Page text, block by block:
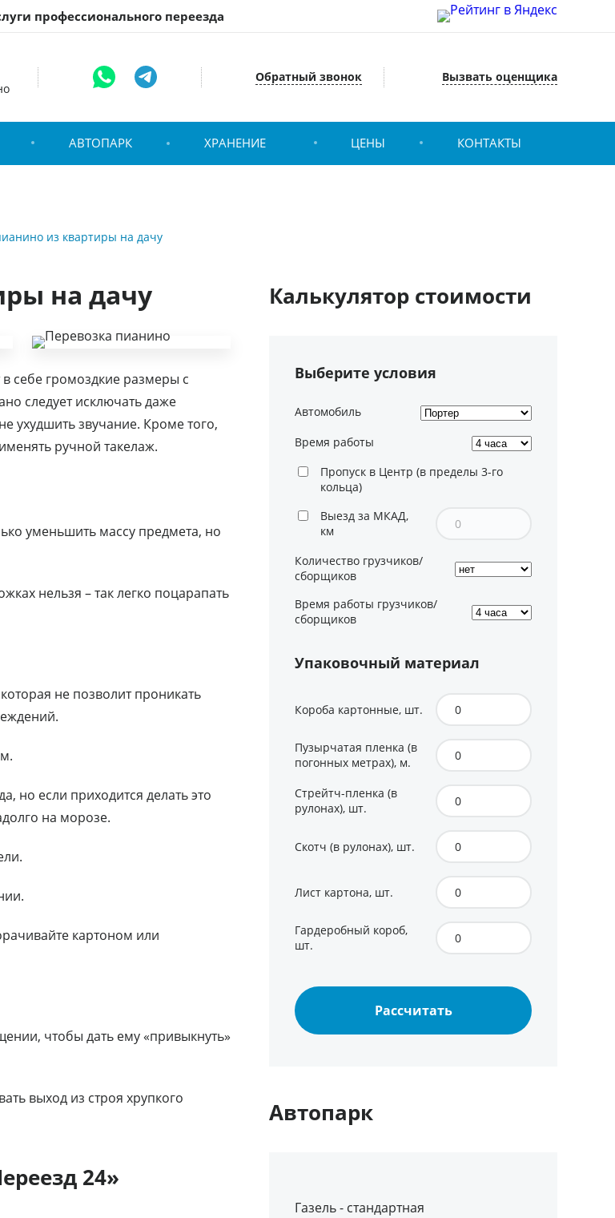
профессионального переезда
Обратный звонок Вызвать оценщика
АВТОПАРК ХРАНЕНИЕ ЦЕНЫ КОНТАКТЫ
из квартиры на дачу
на дачу
себе громоздкие размеры с
следует исключать даже
ухудшить звучание. Кроме того,
ручной такелаж.
уменьшить массу предмета, но
нельзя – так легко поцарапать
не позволит проникать
но если приходится делать это
на морозе.
картоном или
чтобы дать ему «привыкнуть»
выход из строя хрупкого
24»
Калькулятор стоимости
Выберите условия
Автомобиль
Время работы
Пропуск в Центр (в пределы 3-го
кольца)
Выезд за МКАД,
км
Количество грузчиков/
сборщиков
Время работы грузчиков/
сборщиков
Упаковочный материал
Короба картонные, шт.
Пузырчатая пленка (в
погонных метрах), м.
Стрейтч-пленка (в
рулонах), шт.
Скотч (в рулонах), шт.
Лист картона, шт.
Гардеробный короб,
шт.
Рассчитать
Автопарк
Газель - стандартная